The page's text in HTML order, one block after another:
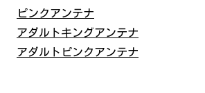
ピンクアンテナ
アダルトキングアンテナ
アダルトピンクアンテナ